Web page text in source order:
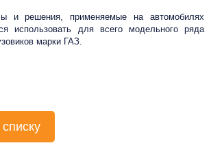
и решения, применяемые на автомобилях
использовать для всего модельного ряда
марки ГАЗ.